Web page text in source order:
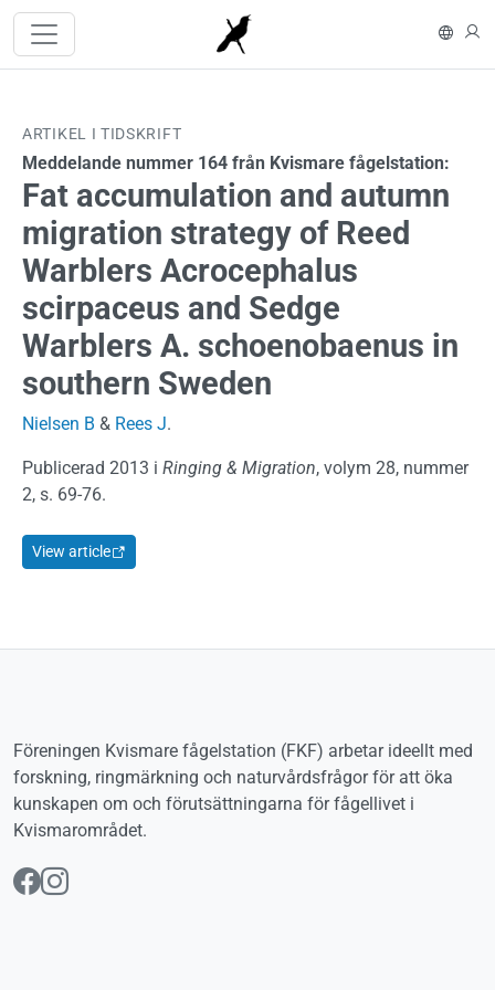
Hoppa till huvudinnehåll
In
ARTIKEL I TIDSKRIFT
Meddelande nummer 164 från Kvismare fågelstation:
Fat accumulation and autumn
migration strategy of Reed
Warblers Acrocephalus
scirpaceus and Sedge
Warblers A. schoenobaenus in
southern Sweden
Nielsen B & Rees J.
Publicerad 2013 i Ringing & Migration, volym 28, nummer
2, s. 69-76.
View article
Föreningen Kvismare fågelstation (FKF) arbetar ideellt med
forskning, ringmärkning och naturvårdsfrågor för att öka
kunskapen om och förutsättningarna för fågellivet i
Kvismarområdet.
Följ oss på Facebook
Följ oss på Instagram